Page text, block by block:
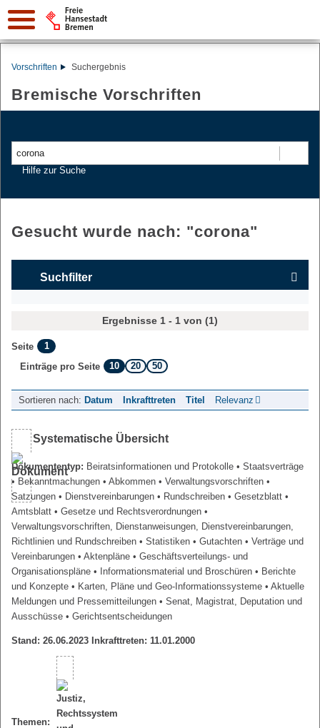
Vorschriften Suchergebnis
Bremische Vorschriften
Hilfe zur Suche
Gesucht wurde nach: "corona"
Suchfilter
Ergebnisse 1 - 1 von (1)
Seite
1
Einträge pro Seite
10 20 50
Sortieren nach: Datum Inkrafttreten Titel Relevanz
Systematische Übersicht
Dokumententyp: Beiratsinformationen und Protokolle • Staatsverträge
• Bekanntmachungen • Abkommen • Verwaltungsvorschriften •
Satzungen • Dienstvereinbarungen • Rundschreiben • Gesetzblatt •
Amtsblatt • Gesetze und Rechtsverordnungen •
Verwaltungsvorschriften, Dienstanweisungen, Dienstvereinbarungen,
Richtlinien und Rundschreiben • Statistiken • Gutachten • Verträge und
Vereinbarungen • Aktenpläne • Geschäftsverteilungs- und
Organisationspläne • Informationsmaterial und Broschüren • Berichte
und Konzepte • Karten, Pläne und Geo-Informationssysteme • Aktuelle
Meldungen und Pressemitteilungen • Senat, Magistrat, Deputation und
Ausschüsse • Gerichtsentscheidungen
Stand: 26.06.2023 Inkrafttreten: 11.01.2000
Themen: